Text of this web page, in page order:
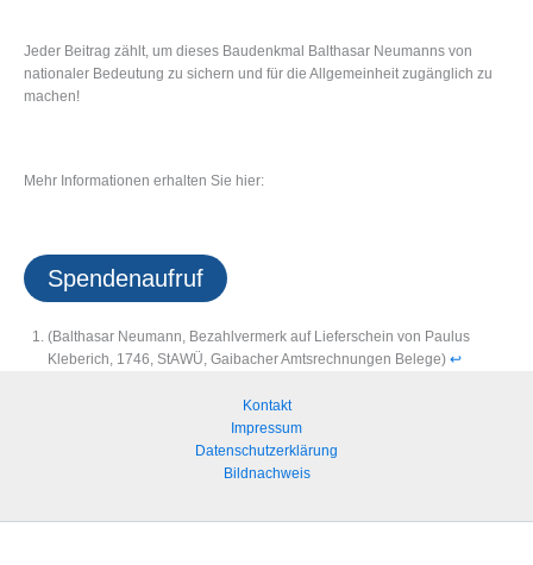
Jeder Beitrag zählt, um dieses Baudenkmal Balthasar Neumanns von
nationaler Bedeutung zu sichern und für die Allgemeinheit zugänglich zu
machen!
Mehr Informationen erhalten Sie hier:
Spendenaufruf
(Balthasar Neumann, Bezahlvermerk auf Lieferschein von Paulus
Kleberich, 1746, StAWÜ, Gaibacher Amtsrechnungen Belege) ↩︎
Kontakt
Impressum
Datenschutzerklärung
Bildnachweis